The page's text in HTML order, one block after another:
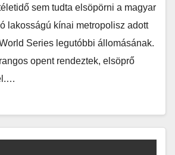
sem tudta elsöpörni a magyar
lakosságú kínai metropolisz adott
Series legutóbbi állomásának.
opent rendeztek, elsöprő